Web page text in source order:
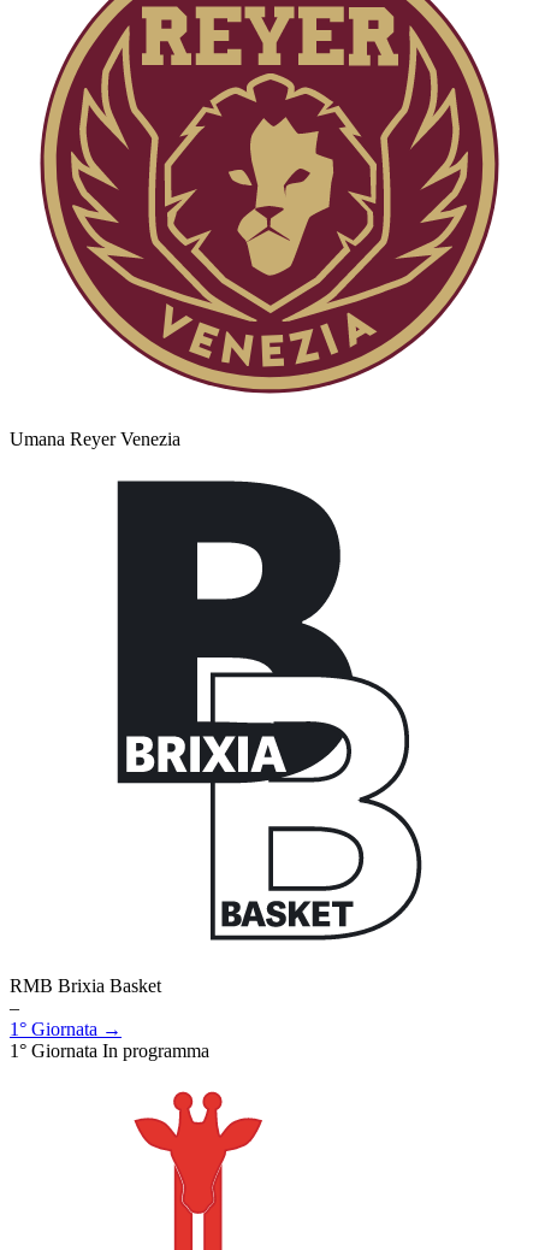
Umana Reyer Venezia
RMB Brixia Basket
–
1° Giornata →
1° Giornata In programma